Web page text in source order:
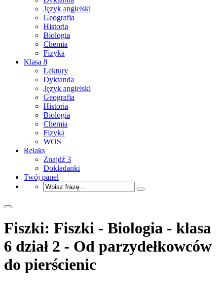
Język angielski
Geografia
Historia
Biologia
Chemia
Fizyka
Klasa 8
Lektury
Dyktanda
Język angielski
Geografia
Historia
Biologia
Chemia
Fizyka
WOS
Relaks
Znajdź 3
Dokładanki
Twój panel
Fiszki: Fiszki - Biologia - klasa
6 dział 2 - Od parzydełkowców
do pierścienic